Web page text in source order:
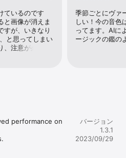
ているのです
と画像が消えま
すが、いきなり
と思ってしまい
注意が必要で
季節ごとにヴァ
しい！今の音色
ってます。AIに
ージックの鑑の
performance on
バージョン
1.3.1
2023/09/29